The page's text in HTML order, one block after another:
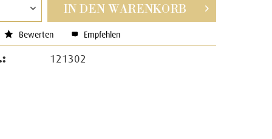
IN DEN WARENKORB
Bewerten Empfehlen
121302